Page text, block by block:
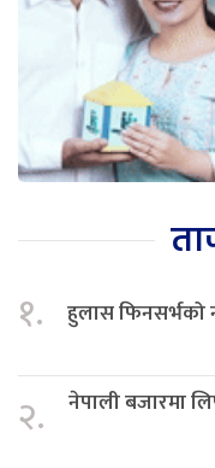
१. हुलास फिनसर्भको
२.
नेपाली बजारमा